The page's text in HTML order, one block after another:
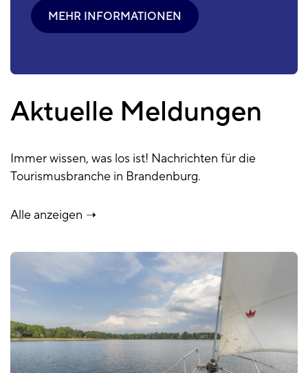
MEHR INFORMATIONEN
Aktuelle Meldungen
Immer wissen, was los ist! Nachrichten für die
Tourismusbranche in Brandenburg.
Alle anzeigen